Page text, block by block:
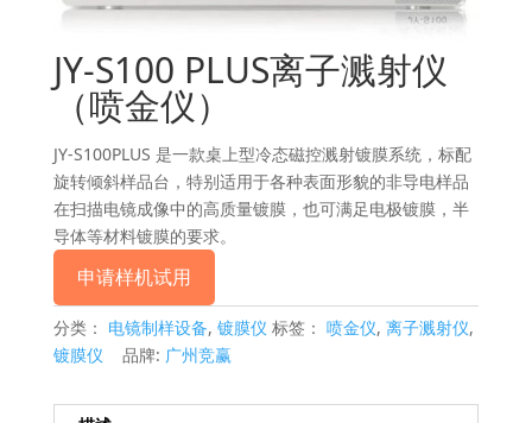
JY-S100 PLUS离子溅射仪
（喷金仪）
JY-S100PLUS 是一款桌上型冷态磁控溅射镀膜系统，标配
旋转倾斜样品台，特别适用于各种表面形貌的非导电样品
在扫描电镜成像中的高质量镀膜，也可满足电极镀膜，半
导体等材料镀膜的要求。
申请样机试用
分类： 电镜制样设备, 镀膜仪 标签： 喷金仪, 离子溅射仪,
镀膜仪
品牌: 广州竞赢